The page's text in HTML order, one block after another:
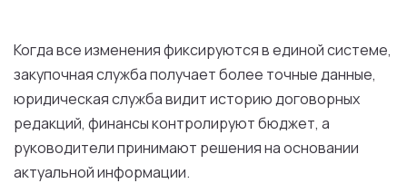
Когда все изменения фиксируются в единой системе,
закупочная служба получает более точные данные,
юридическая служба видит историю договорных
редакций, финансы контролируют бюджет, а
руководители принимают решения на основании
актуальной информации.